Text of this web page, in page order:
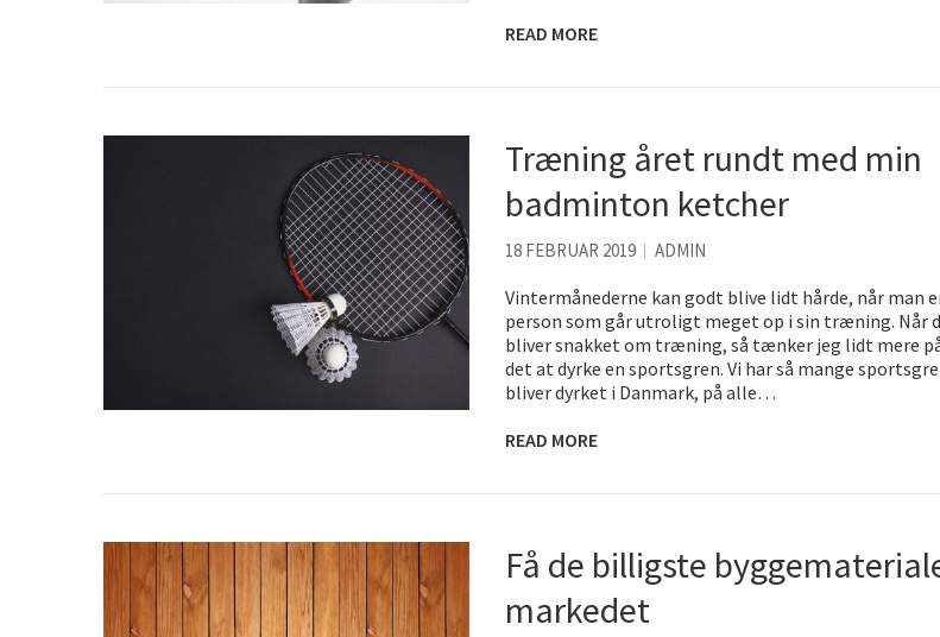
READ MORE
Træning året rundt med min
badminton ketcher
18 FEBRUAR 2019 ADMIN
Vintermånederne kan godt blive lidt hårde, når man
person som går utroligt meget op i sin træning. Når
bliver snakket om træning, så tænker jeg lidt mere
det at dyrke en sportsgren. Vi har så mange
bliver dyrket i Danmark, på alle…
READ MORE
Få de billigste
markedet